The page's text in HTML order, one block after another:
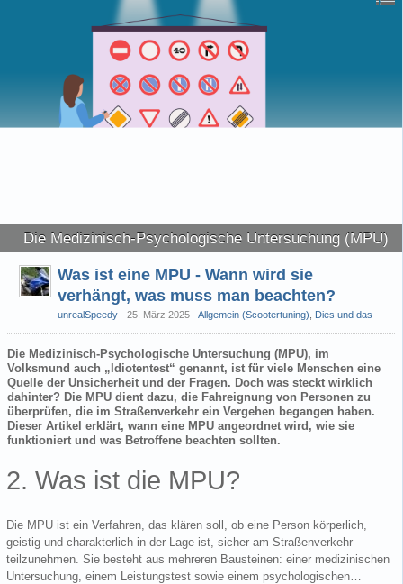
Die Medizinisch-Psychologische Untersuchung (MPU)
Was ist eine MPU - Wann wird sie
verhängt, was muss man beachten?
unrealSpeedy 25. März 2025 - Allgemein (Scootertuning) Dies und das
Die Medizinisch-Psychologische Untersuchung (MPU), im
Volksmund auch „Idiotentest“ genannt, ist für viele Menschen eine
Quelle der Unsicherheit und der Fragen. Doch was steckt wirklich
dahinter? Die MPU dient dazu, die Fahreignung von Personen zu
überprüfen, die im Straßenverkehr ein Vergehen begangen haben.
Dieser Artikel erklärt, wann eine MPU angeordnet wird, wie sie
funktioniert und was Betroffene beachten sollten.
2. Was ist die MPU?
Die MPU ist ein Verfahren, das klären soll, ob eine Person körperlich,
geistig und charakterlich in der Lage ist, sicher am Straßenverkehr
teilzunehmen. Sie besteht aus mehreren Bausteinen: einer medizinischen
Untersuchung, einem Leistungstest sowie einem psychologischen…